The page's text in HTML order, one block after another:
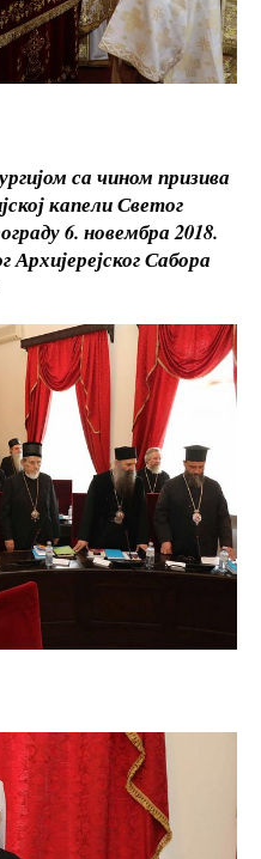
са чином призива
капели Светог
6. новембра 2018.
Архијерејског Сабора